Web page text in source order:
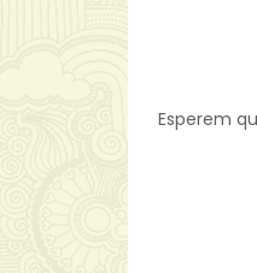
Esperem